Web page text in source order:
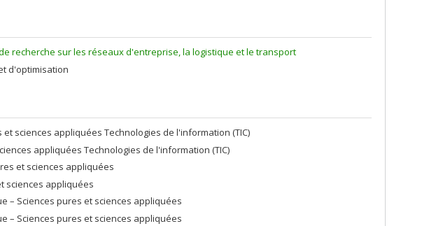
recherche sur les réseaux d'entreprise, la logistique et le transport
d'optimisation
sciences appliquées Technologies de l'information (TIC)
appliquées Technologies de l'information (TIC)
et sciences appliquées
sciences appliquées
– Sciences pures et sciences appliquées
– Sciences pures et sciences appliquées